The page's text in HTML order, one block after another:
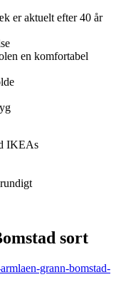
er aktuelt efter 40 år
en komfortabel
IKEAs
sort
grann-bomstad-